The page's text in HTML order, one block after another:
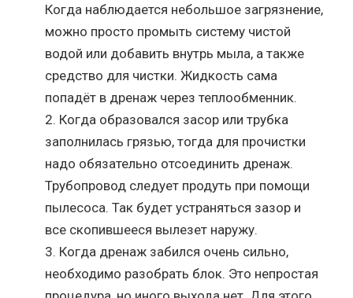
Когда наблюдается небольшое загрязнение,
можно просто промыть систему чистой
водой или добавить внутрь мыла, а также
средство для чистки. Жидкость сама
попадёт в дренаж через теплообменник.
Когда образовался засор или трубка
заполнилась грязью, тогда для прочистки
надо обязательно отсоединить дренаж.
Трубопровод следует продуть при помощи
пылесоса. Так будет устраняться зазор и
все скопившееся вылезет наружу.
Когда дренаж забился очень сильно,
необходимо разобрать блок. Это непростая